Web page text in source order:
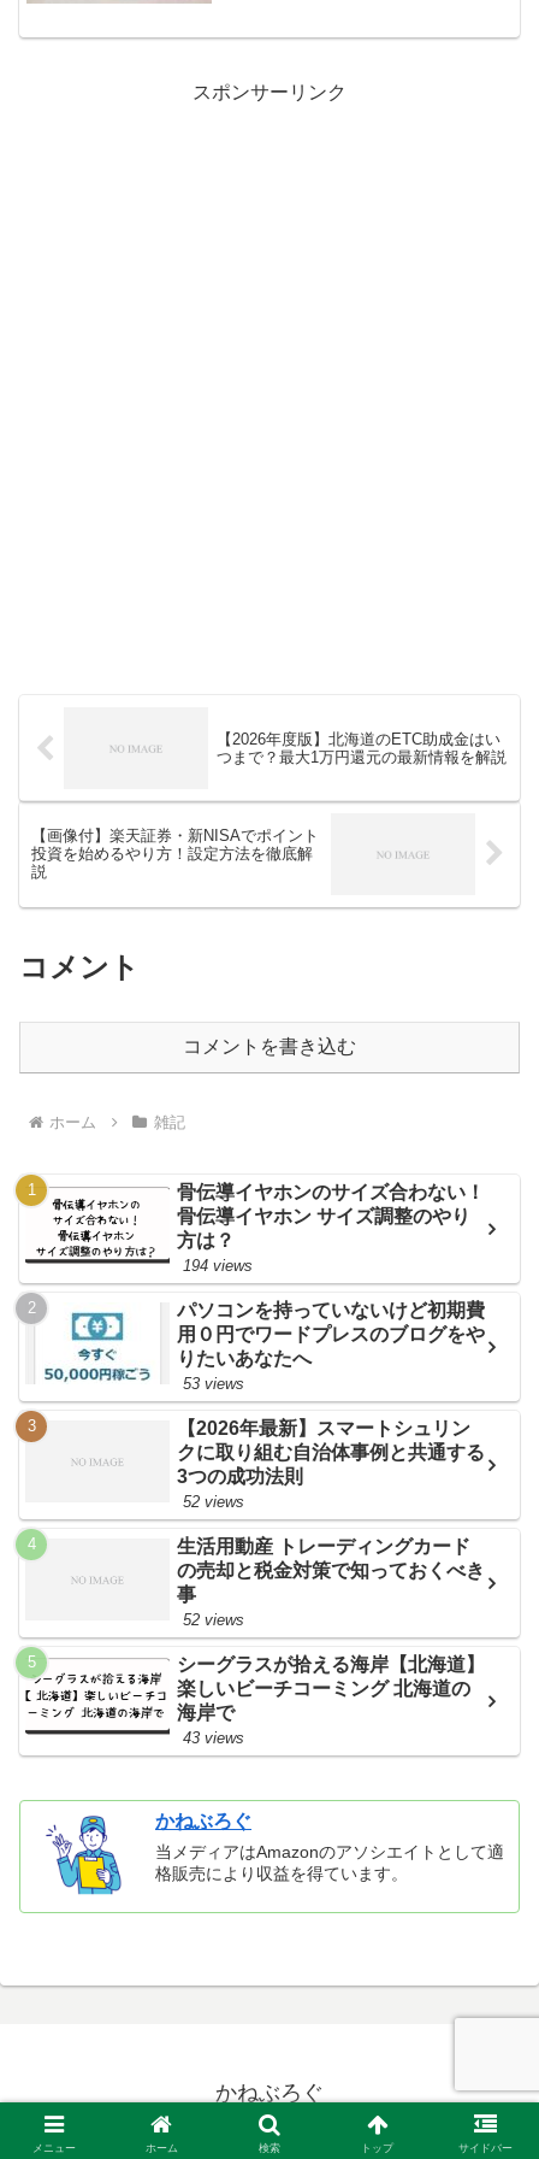
スポンサーリンク
【2026年度版】北海道のETC助成金はい
つまで？最大1万円還元の最新情報を解説
【画像付】楽天証券・新NISAでポイント
投資を始めるやり方！設定方法を徹底解
説
コメント
コメントを書き込む
ホーム 雑記
骨伝導イヤホンのサイズ合わない！
骨伝導イヤホン サイズ調整のやり
方は？
194 views
パソコンを持っていないけど初期費
用０円でワードプレスのブログをや
りたいあなたへ
53 views
【2026年最新】スマートシュリン
クに取り組む自治体事例と共通する
3つの成功法則
52 views
生活用動産 トレーディングカード
の売却と税金対策で知っておくべき
事
52 views
シーグラスが拾える海岸【北海道】
楽しいビーチコーミング 北海道の
海岸で
43 views
かねぶろぐ
当メディアはAmazonのアソシエイトとして適
格販売により収益を得ています。
かねぶろぐ
© 2021 かねぶろぐ.
メニュー ホーム 検索 トップ サイドバー